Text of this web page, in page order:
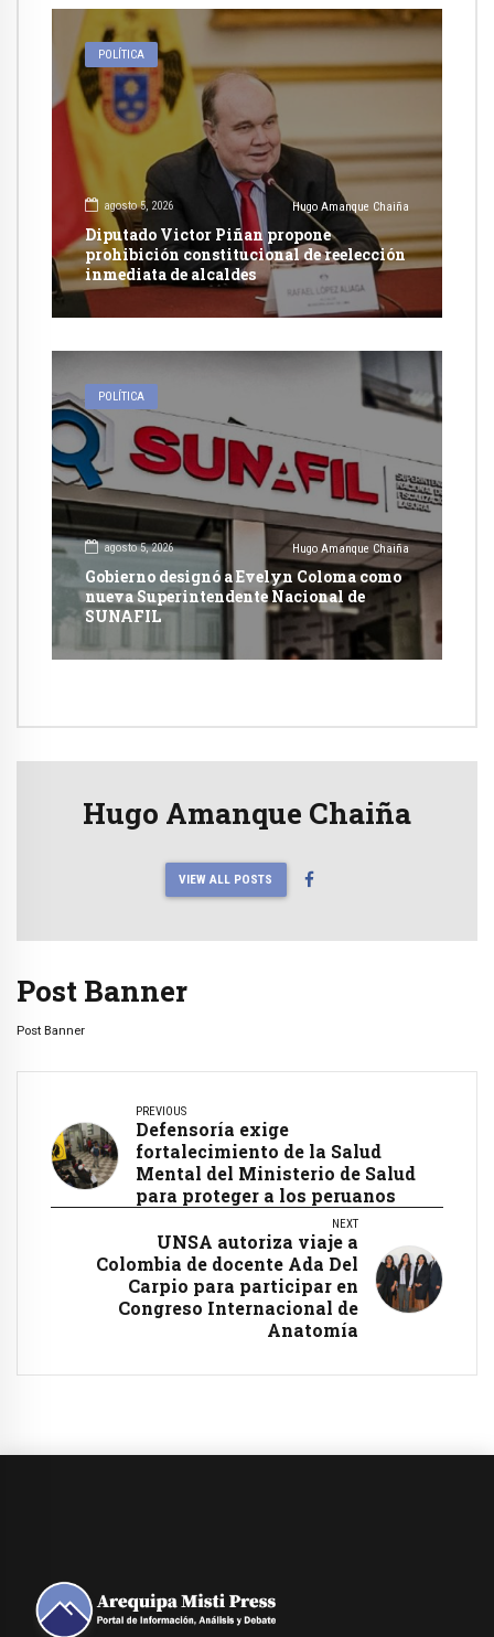
POLÍTICA
agosto 5, 2026 Hugo Amanque Chaiña
Diputado Victor Piñan propone
prohibición constitucional de reelección
inmediata de alcaldes
POLÍTICA
agosto 5, 2026 Hugo Amanque Chaiña
Gobierno designó a Evelyn Coloma como
nueva Superintendente Nacional de
SUNAFIL
Hugo Amanque Chaiña
VIEW ALL POSTS
Post Banner
Post Banner
PREVIOUS
Defensoría exige
fortalecimiento de la Salud
Mental del Ministerio de Salud
para proteger a los peruanos
NEXT
UNSA autoriza viaje a
Colombia de docente Ada Del
Carpio para participar en
Congreso Internacional de
Anatomía